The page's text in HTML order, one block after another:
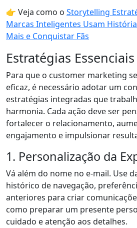
👉 Veja como o Storytelling
Marcas Inteligentes Usam
Mais e Conquistar Fãs
Estratégias Essenciais
Para que o customer marketing
eficaz, é necessário adotar um
estratégias integradas que
harmonia. Cada ação deve ser
fortalecer o relacionamento,
engajamento e impulsionar
1. Personalização da
Vá além do nome no e-mail. Use
histórico de navegação,
anteriores para criar
como preparar um presente
cuidado e atenção aos detalhes.